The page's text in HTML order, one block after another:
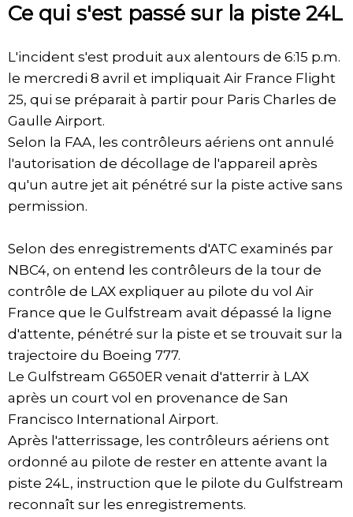
Ce qui s'est passé sur la piste 24L
L'incident s'est produit aux alentours de 6:15 p.m.
le mercredi 8 avril et impliquait Air France Flight
25, qui se préparait à partir pour Paris Charles de
Gaulle Airport.
Selon la FAA, les contrôleurs aériens ont annulé
l'autorisation de décollage de l'appareil après
qu'un autre jet ait pénétré sur la piste active sans
permission.
Selon des enregistrements d'ATC examinés par
NBC4, on entend les contrôleurs de la tour de
contrôle de LAX expliquer au pilote du vol Air
France que le Gulfstream avait dépassé la ligne
d'attente, pénétré sur la piste et se trouvait sur la
trajectoire du Boeing 777.
Le Gulfstream G650ER venait d'atterrir à LAX
après un court vol en provenance de San
Francisco International Airport.
Après l'atterrissage, les contrôleurs aériens ont
ordonné au pilote de rester en attente avant la
piste 24L, instruction que le pilote du Gulfstream
reconnaît sur les enregistrements.